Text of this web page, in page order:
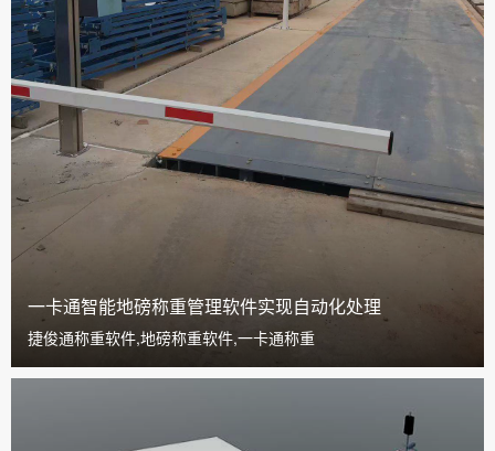
一卡通智能地磅称重管理软件实现自动化处理
捷俊通称重软件,地磅称重软件,一卡通称重